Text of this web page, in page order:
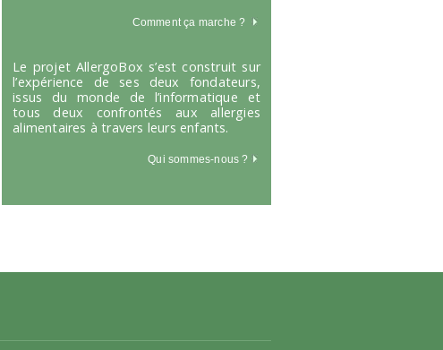
Comment ça marche ?
Le projet AllergoBox s’est construit sur
l’expérience de ses deux fondateurs,
issus du monde de l’informatique et
tous deux confrontés aux allergies
alimentaires à travers leurs enfants.
Qui sommes-nous ?